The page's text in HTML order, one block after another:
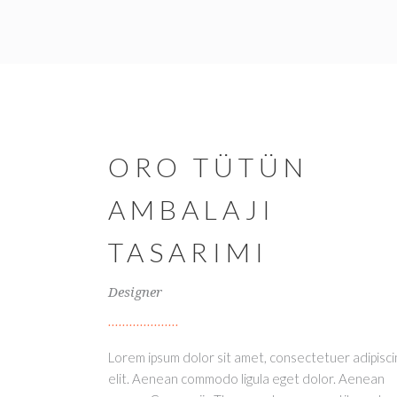
ORO TÜTÜN
AMBALAJI
TASARIMI
Designer
Lorem ipsum dolor sit amet, consectetuer
elit. Aenean commodo ligula eget dolor. Aenean